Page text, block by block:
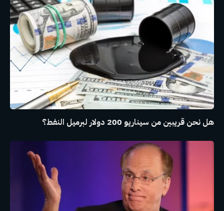
هل نحن قريبين من سيناريو 200 دولار لبرميل النفط؟